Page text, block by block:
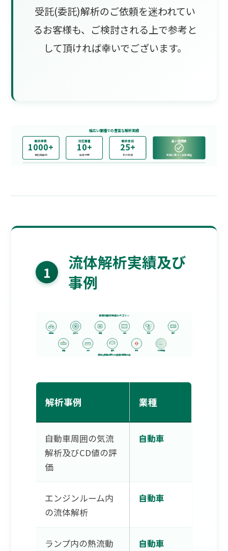
受託(委託)解析のご依頼を迷われてい
るお客様も、ご検討される上で参考と
して頂ければ幸いでございます。
幅広い業種での豊富な解析実績
解析実績
1000+
事例掲載中
対応業種
10+
産業分野
解析技術
25+
年の実績
高い信頼性
実績に基づく品質保証
1
流体解析実績及び
事例
業種別解析実績カテゴリー
自動車 原子力 機械 材料
+
化学 電子
金属 土木 建設 生体 その他多数
多様な産業分野での実績が信頼の証
解析事例 業種
自動車周囲の気流
解析及びCD値の評
価
自動車
エンジンルーム内
の流体解析
自動車
ランプ内の熱流動
自動車